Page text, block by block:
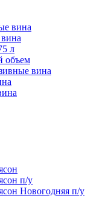
вина
л
объем
вина
п/у
Новогодняя п/у